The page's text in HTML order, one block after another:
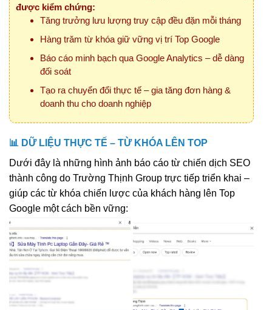
được kiểm chứng:
Tăng trưởng lưu lượng truy cập đều đặn mỗi tháng
Hàng trăm từ khóa giữ vững vị trí Top Google
Báo cáo minh bạch qua Google Analytics – dễ dàng
đối soát
Tạo ra chuyển đổi thực tế – gia tăng đơn hàng &
doanh thu cho doanh nghiệp
📊 DỮ LIỆU THỰC TẾ – TỪ KHÓA LÊN TOP
Dưới đây là những hình ảnh báo cáo từ chiến dịch SEO
thành công do Trường Thịnh Group trực tiếp triển khai –
giúp các từ khóa chiến lược của khách hàng lên Top
Google một cách bền vững: